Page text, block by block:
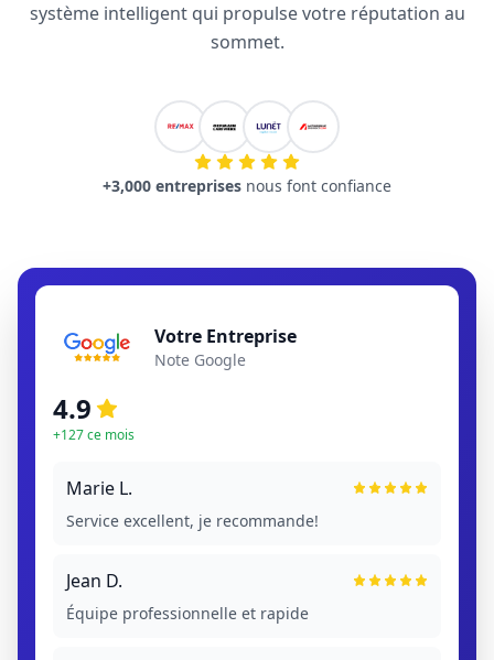
système intelligent qui propulse votre réputation au
sommet.
+3,000 entreprises nous font confiance
Votre Entreprise
Note Google
4.9
+127 ce mois
Marie L.
Service excellent, je recommande!
Jean D.
Équipe professionnelle et rapide